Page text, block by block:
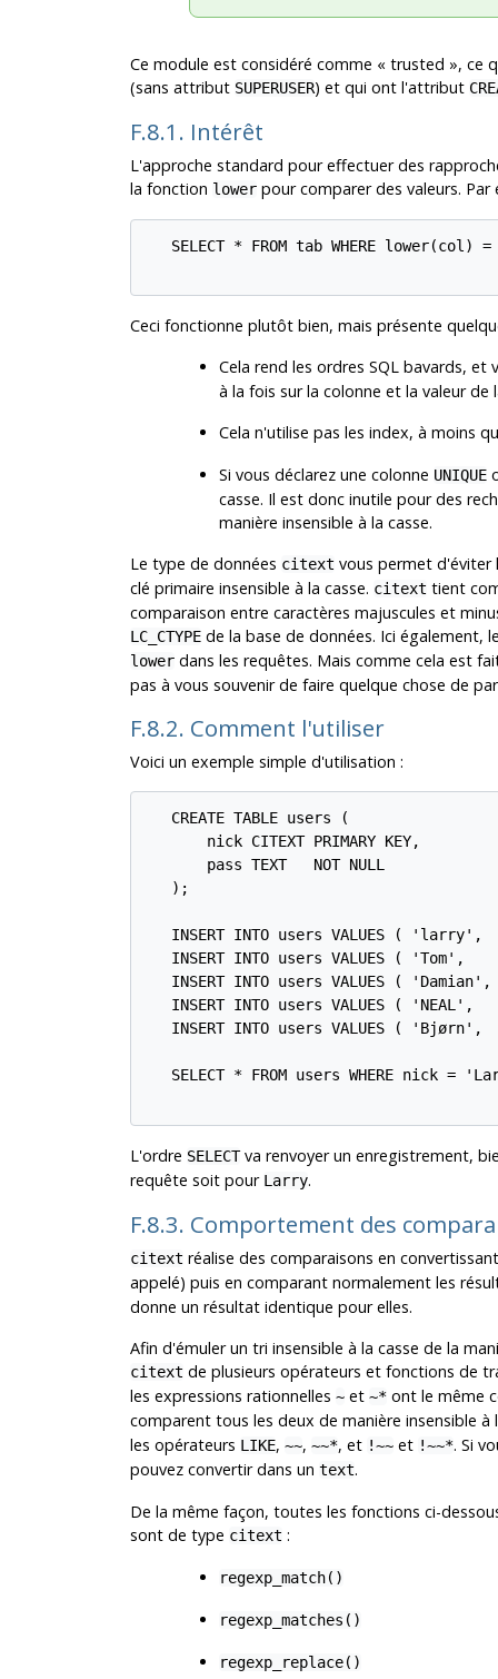
Ce module est considéré comme « trusted », ce
(sans attribut SUPERUSER) et qui ont l'attribut
F.8.1. Intérêt
L'approche standard pour effectuer des
la fonction lowerpour comparer des valeurs. Par
SELECT * FROM tab WHERE lower(col) =
Ceci fonctionne plutôt bien, mais présente
Cela rend les ordres SQL bavards,
à la fois sur la colonne et la valeur de
Cela n'utilise pas les index, à moins
Si vous déclarez une colonne UNIQUE
casse. Il est donc inutile pour des
manière insensible à la casse.
Le type de données citext vous permet d'éviter
clé primaire insensible à la casse. citext tient
comparaison entre caractères majuscules et
LC_CTYPEde la base de données. Ici également,
lowerdans les requêtes. Mais comme cela est
pas à vous souvenir de faire quelque chose de
F.8.2. Comment l'utiliser
Voici un exemple simple d'utilisation :
   CREATE TABLE users (
       nick CITEXT PRIMARY KEY,
       pass TEXT   NOT NULL
   );
INSERT INTO users VALUES ( 'larry',
INSERT INTO users VALUES ( 'Tom',
INSERT INTO users VALUES (
INSERT INTO users VALUES ( 'NEAL',
INSERT INTO users VALUES ( 'Bjørn',
SELECT * FROM users WHERE nick =
L'ordre SELECTva renvoyer un enregistrement,
requête soit pour Larry.
F.8.3. Comportement des
citext réalise des comparaisons en
appelé) puis en comparant normalement les
donne un résultat identique pour elles.
Afin d'émuler un tri insensible à la casse de la
citext de plusieurs opérateurs et fonctions de
les expressions rationnelles ~et ~*ont le même
comparent tous les deux de manière insensible à
les opérateurs LIKE, ~~, ~~*, et !~~et !~~*. Si
pouvez convertir dans un text.
De la même façon, toutes les fonctions ci-
sont de type citext :
regexp_match()
regexp_matches()
regexp_replace()